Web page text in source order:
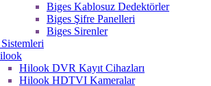
Biges Kablosuz Dedektörler
Biges Şifre Panelleri
Biges Sirenler
Hilook DVR Kayıt Cihazları
Hilook HDTVI Kameralar